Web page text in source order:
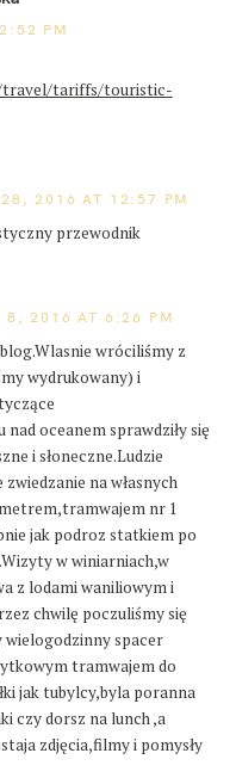
PM
tariffs/touristic-
2016 AT 12:57 PM
przewodnik
8, 2016 AT 6:26 PM
wróciliśmy z
wydrukowany) i
oceanem sprawdziły się
i słoneczne.Ludzie
na własnych
nr 1
jak podroz statkiem po
w winiarniach,w
z lodami waniliowym i
chwilę poczuliśmy się
wielogodzinny spacer
tramwajem do
jak tubylcy,byla poranna
czy dorsz na lunch ,a
zdjęcia,filmy i pomysły